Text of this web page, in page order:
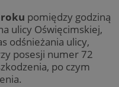
roku pomiędzy godziną
ulicy Oświęcimskiej,
odśnieżania ulicy,
posesji numer 72
po czym